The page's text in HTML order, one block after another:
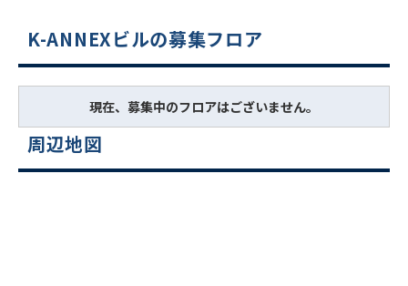
K-ANNEXビルの募集フロア
現在、募集中のフロアはございません。
周辺地図